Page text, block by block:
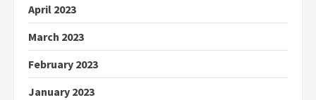
April 2023
March 2023
February 2023
January 2023